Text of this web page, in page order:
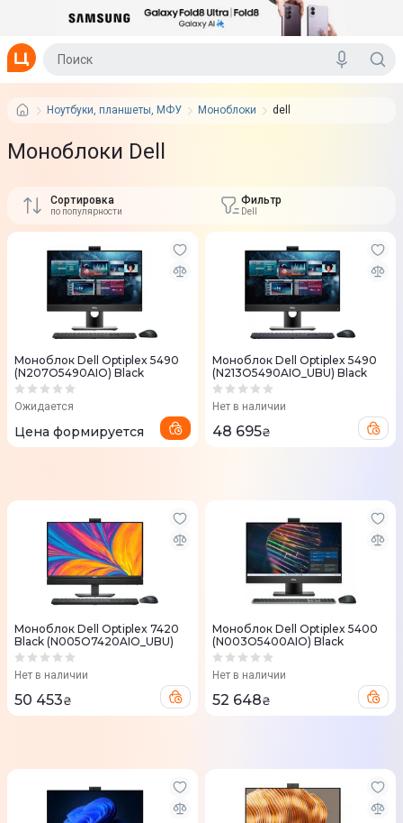
Ноутбуки, планшеты, МФУ Моноблоки dell
Моноблоки Dell
Сортировка
по популярности
Фильтр
Dell
Моноблок Dell Optiplex 5490
(N207O5490AIO) Black
Ожидается
Цена формируется
Моноблок Dell Optiplex 5490
(N213O5490AIO_UBU) Black
Нет в наличии
48 695₴
Моноблок Dell Optiplex 7420
Black (N005O7420AIO_UBU)
Нет в наличии
50 453₴
Моноблок Dell Optiplex 5400
(N003O5400AIO) Black
Нет в наличии
52 648₴